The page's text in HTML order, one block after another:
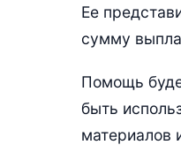
Ее
сумму
Помощь
быть
материалов